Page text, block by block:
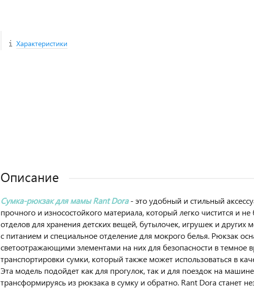
Характеристики
Описание
Сумка-рюкзак для мамы Rant Dora- это удобный и стильный
прочного и износостойкого материала, который легко чистится и
отделов для хранения детских вещей, бутылочек, игрушек и других
с питанием и специальное отделение для мокрого белья. Рюкзак
светоотражающими элементами на них для безопасности в темное
транспортировки сумки, который также может использоваться в
Эта модель подойдет как для прогулок, так и для поездок на
трансформируясь из рюкзака в сумку и обратно. Rant Dora